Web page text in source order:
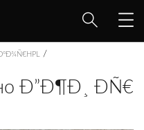
/
Ð”Ð¶Ð¸ ÐÑ€